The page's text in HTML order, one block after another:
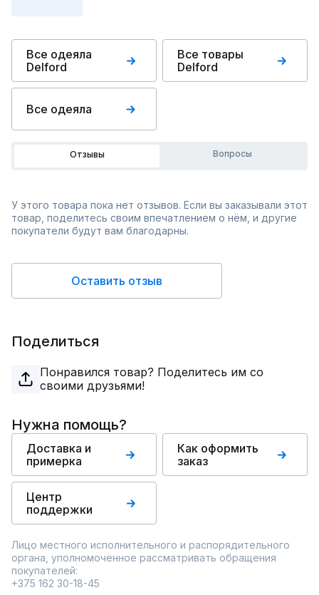
Все одеяла
Delford
Все товары
Delford
Все одеяла
Отзывы Вопросы
У этого товара пока нет отзывов. Если вы заказывали этот
товар, поделитесь своим впечатлением о нём, и другие
покупатели будут вам благодарны.
Оставить отзыв
Поделиться
Понравился товар? Поделитесь им со
своими друзьями!
Нужна помощь?
Доставка и
примерка
Как оформить
заказ
Центр
поддержки
Лицо местного исполнительного и распорядительного
органа, уполномоченное рассматривать обращения
покупателей:
+375 162 30-18-45